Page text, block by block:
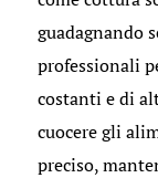
guadagnando
professionali
costanti e di
cuocere gli
preciso,